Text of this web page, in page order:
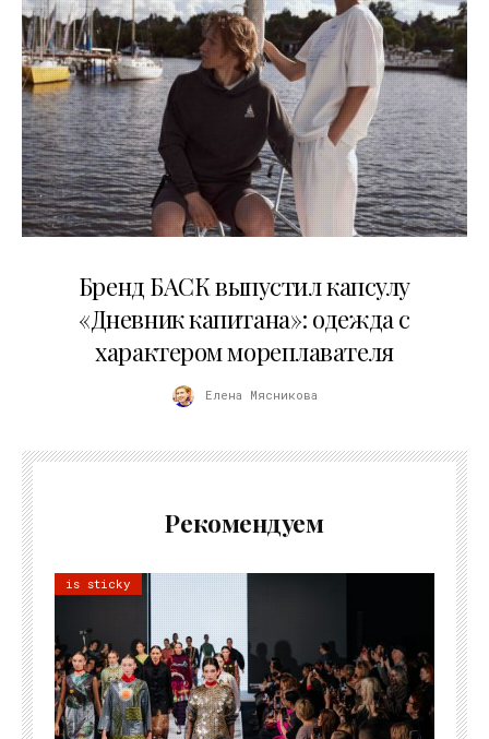
Бренд БАСК выпустил капсулу
«Дневник капитана»: одежда с
характером мореплавателя
Елена Мясникова
Рекомендуем
is sticky